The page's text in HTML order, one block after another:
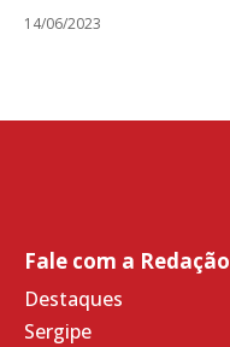
14/06/2023
Fale com a Redação
Destaques
Sergipe